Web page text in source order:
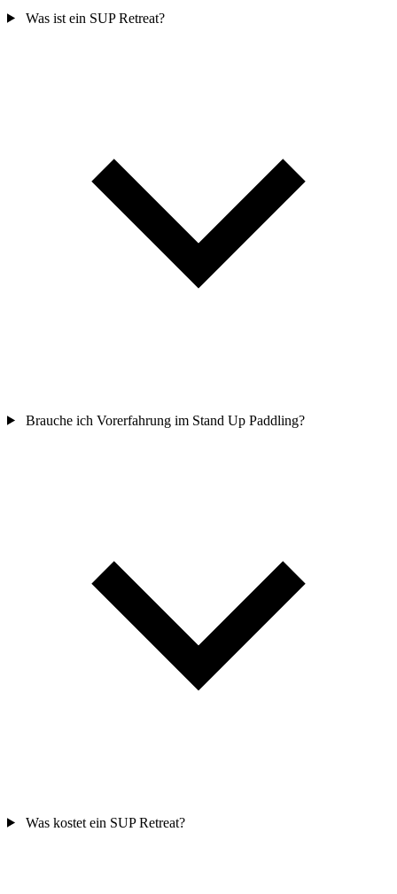
Was ist ein SUP Retreat?
Brauche ich Vorerfahrung im Stand Up Paddling?
Was kostet ein SUP Retreat?